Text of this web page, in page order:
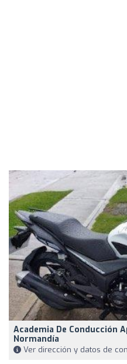
Academia De Conducción
Normandía
Ver dirección y datos de